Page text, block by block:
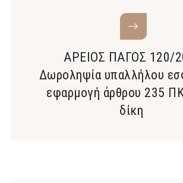
ΑΡΕΙΟΣ ΠΑΓΟΣ 120/
Δωροληψία υπαλλήλου
εφαρμογή άρθρου 235
δίκη